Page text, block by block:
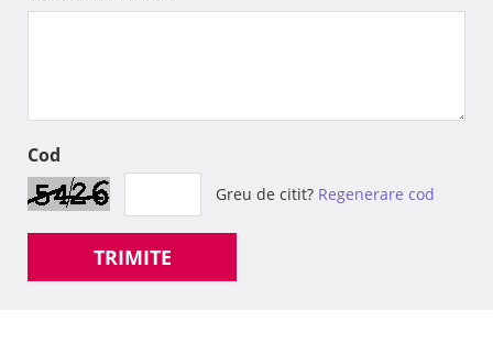
Cod
Greu de citit? Regenerare cod
TRIMITE